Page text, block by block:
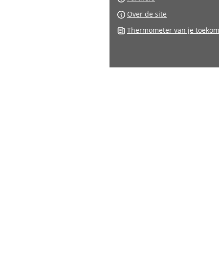
Over de site
Thermometer van je